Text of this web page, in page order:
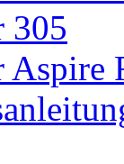
305
Aspire